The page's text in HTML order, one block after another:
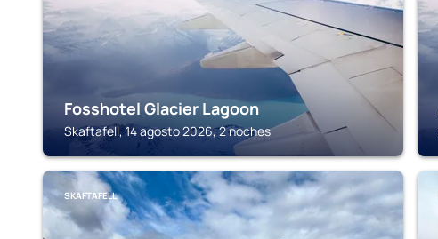
Fosshotel Glacier Lagoon
Skaftafell, 14 agosto 2026, 2 noches
SKAFTAFELL